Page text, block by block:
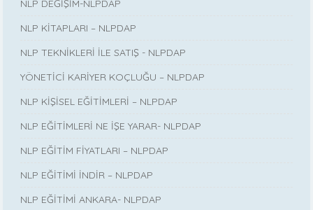
NLP DEĞİŞİM-NLPDAP
NLP KİTAPLARI – NLPDAP
NLP TEKNİKLERİ İLE SATIŞ - NLPDAP
YÖNETİCİ KARİYER KOÇLUĞU – NLPDAP
NLP KİŞİSEL EĞİTİMLERİ – NLPDAP
NLP EĞİTİMLERİ NE İŞE YARAR- NLPDAP
NLP EĞİTİM FİYATLARI – NLPDAP
NLP EĞİTİMİ İNDİR – NLPDAP
NLP EĞİTİMİ ANKARA- NLPDAP